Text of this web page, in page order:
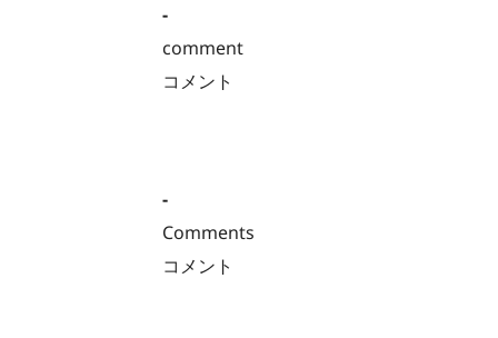
-
comment
コメント
-
Comments
コメント